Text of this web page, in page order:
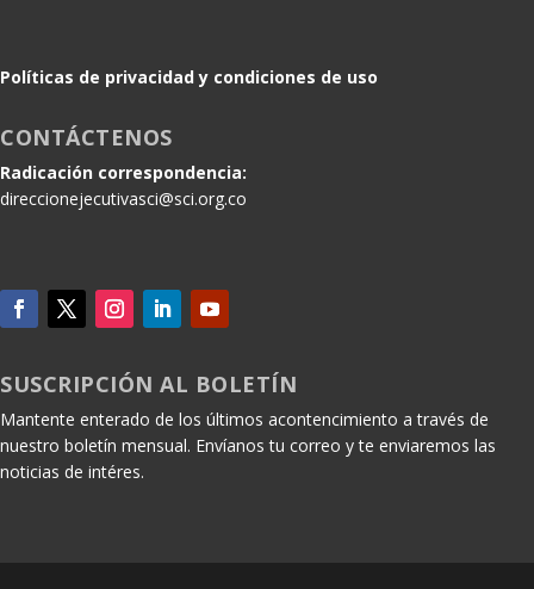
Políticas de privacidad y condiciones de uso
CONTÁCTENOS
Radicación correspondencia:
direccionejecutivasci@sci.org.co
SUSCRIPCIÓN AL BOLETÍN
Mantente enterado de los últimos acontencimiento a través de
nuestro boletín mensual. Envíanos tu correo y te enviaremos las
noticias de intéres.